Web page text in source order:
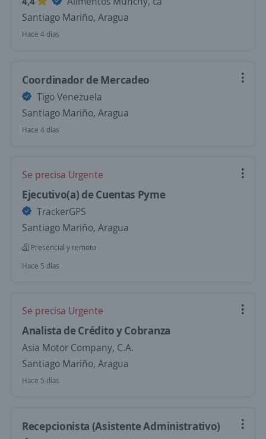
Santiago Mariño, Aragua
Hace 4 días
Coordinador de Mercadeo
Tigo Venezuela
Santiago Mariño, Aragua
Hace 4 días
Se precisa Urgente
Ejecutivo(a) de Cuentas Pyme
TrackerGPS
Santiago Mariño, Aragua
Presencial y remoto
Hace 5 días
Se precisa Urgente
Analista de Crédito y Cobranza
Asia Motor Company, C.A.
Santiago Mariño, Aragua
Hace 5 días
Recepcionista (Asistente Administrativo)